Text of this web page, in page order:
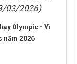
03/2026)
Olympic - Vì
năm 2026